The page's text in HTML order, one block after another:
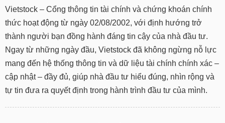
Vietstock – Cổng thông tin tài chính và chứng khoán chính
thức hoạt động từ ngày 02/08/2002, với định hướng trở
thành người bạn đồng hành đáng tin cậy của nhà đầu tư.
Ngay từ những ngày đầu, Vietstock đã không ngừng nỗ lực
mang đến hệ thống thông tin và dữ liệu tài chính chính xác –
cập nhật – đầy đủ, giúp nhà đầu tư hiểu đúng, nhìn rộng và
tự tin đưa ra quyết định trong hành trình đầu tư của mình.